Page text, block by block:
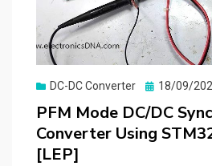
DC-DC Converter
Posted
18/09/
PFM Mode DC/DC
Converter Using
[LEP]